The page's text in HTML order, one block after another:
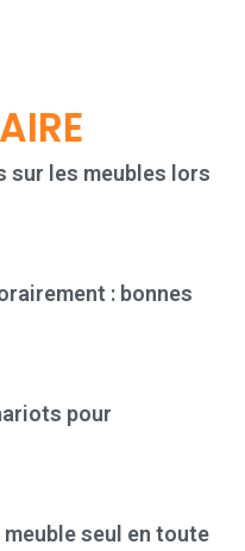
sur les meubles lors
: bonnes
pour
seul en toute